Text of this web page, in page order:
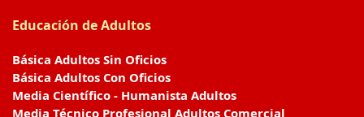
Educación de Adultos
Básica Adultos Sin Oficios
Básica Adultos Con Oficios
Media Científico - Humanista Adultos
Media Técnico Profesional Adultos Comercial